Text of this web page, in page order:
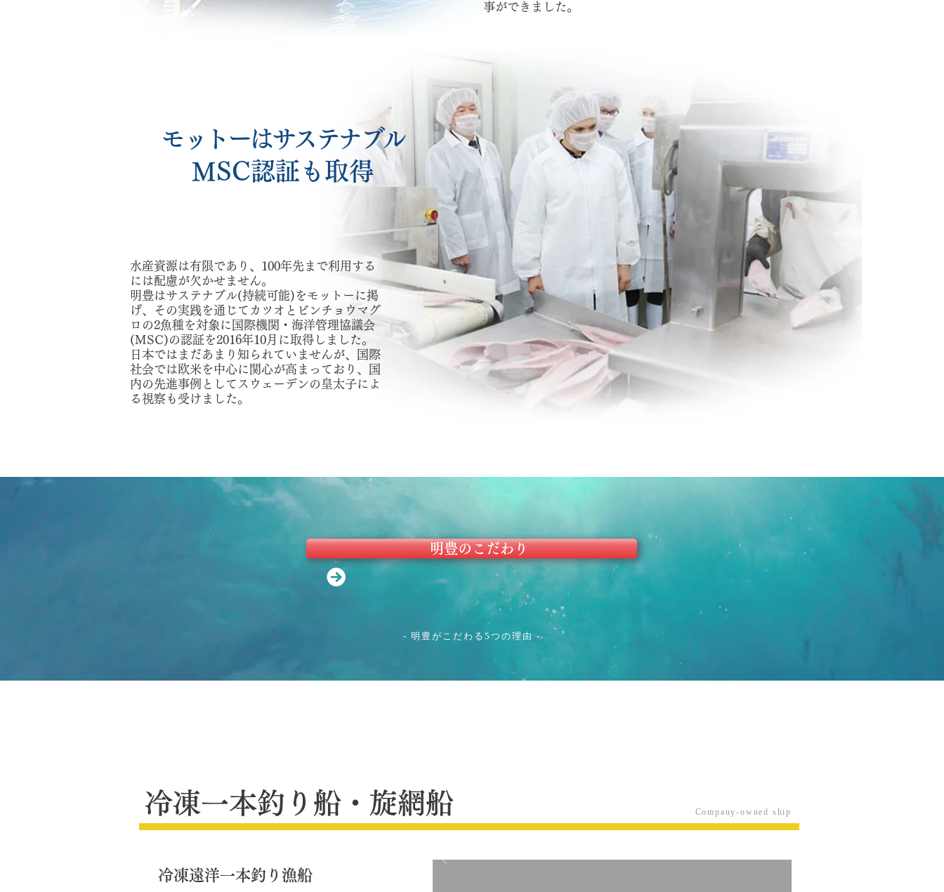
事ができました。
モットーはサステナブル
MSC認証も取得
水産資源は有限であり、100年先まで利用する
には配慮が欠かせません。
明豊はサステナブル(持続可能)をモットーに掲
げ、その実践を通じてカツオとビンチョウマグ
ロの2魚種を対象に国際機関・海洋管理協議会
(MSC)の認証を2016年10月に取得しました。
日本ではまだあまり知られていませんが、国際
社会では欧米を中心に関心が高まっており、国
内の先進事例としてスウェーデンの皇太子によ
る視察も受けました。
明豊のこだわり
- 明豊がこだわる5つの理由 -
冷凍一本釣り船・旋網船 Company-owned ship
冷凍遠洋一本釣り漁船